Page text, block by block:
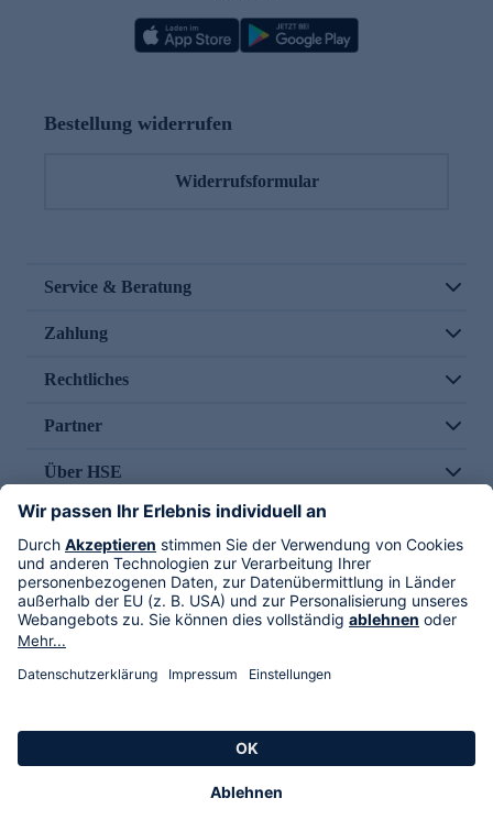
Bestellung widerrufen
Widerrufsformular
Service & Beratung
Zahlung
Rechtliches
Partner
Über HSE
Im TV
HSE International